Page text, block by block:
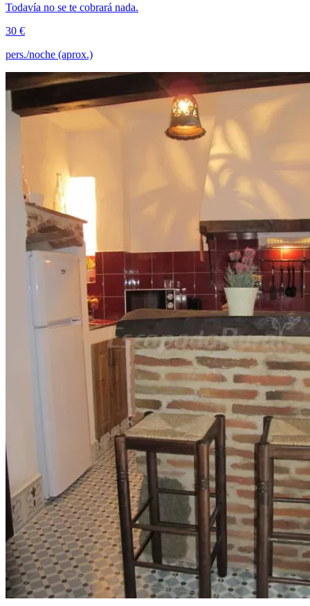
Todavía no se te cobrará nada.
30 €
pers./noche (aprox.)